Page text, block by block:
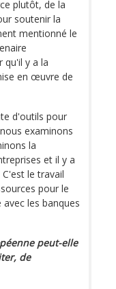
plutôt, de la
soutenir la
mentionné le
qu'il y a la
en œuvre de
d'outils pour
examinons
la
et il y a
le travail
pour le
les banques
peut-elle
de